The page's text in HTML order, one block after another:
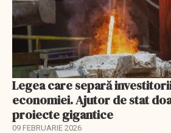
Legea care separă
economiei. Ajutor de stat
proiecte gigantice
09 FEBRUARIE 2026